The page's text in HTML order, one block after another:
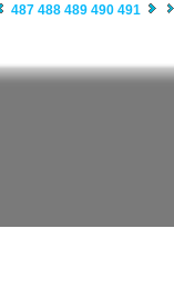
487 488 489 490 491